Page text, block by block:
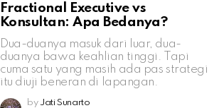
Fractional Executive vs
Konsultan: Apa Bedanya?
Dua-duanya masuk dari luar, dua-
duanya bawa keahlian tinggi. Tapi
cuma satu yang masih ada pas strategi
itu diuji beneran di lapangan.
by Jati Sunarto